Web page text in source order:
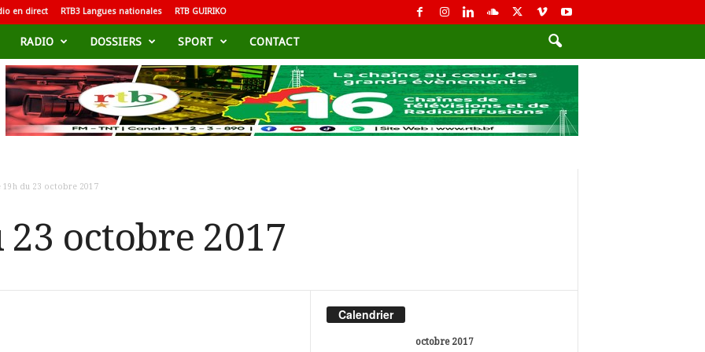
en direct RTB3 Langues nationales RTB GUIRIKO
RADIO DOSSIERS SPORT CONTACT
19h du 23 octobre 2017
23 octobre 2017
Calendrier
octobre 2017